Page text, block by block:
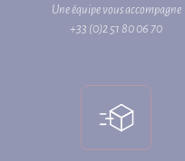
Une équipe vous accompagne
+33 (0)2 51 80 06 70